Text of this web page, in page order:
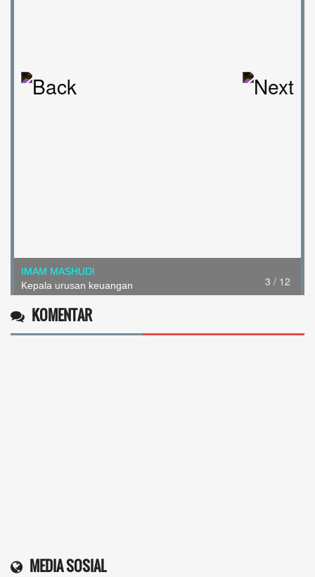
4 / 12
SEPTIAN DWI PRAMONO
Kepala Urusan Perencanaan
KOMENTAR
MEDIA SOSIAL